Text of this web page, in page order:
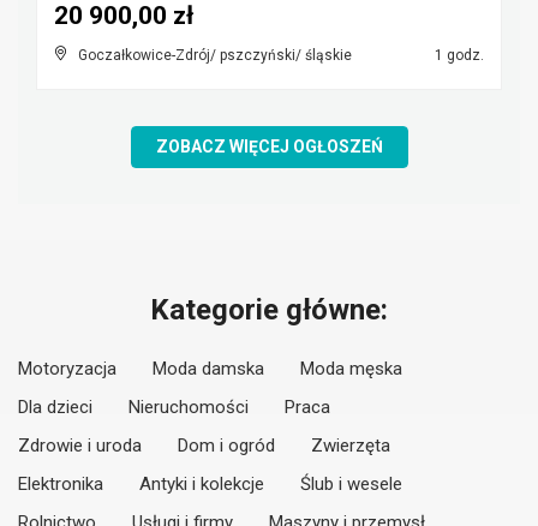
Goczałkowice-Zdrój/ pszczyński/ śląskie 1 godz.
20 900,00 zł
ZOBACZ WIĘCEJ OGŁOSZEŃ
Kategorie główne:
Motoryzacja Moda damska
Moda męska
Dla dzieci
Nieruchomości
Praca
Zdrowie i uroda
Dom i ogród
Zwierzęta
Elektronika
Antyki i kolekcje
Ślub i wesele